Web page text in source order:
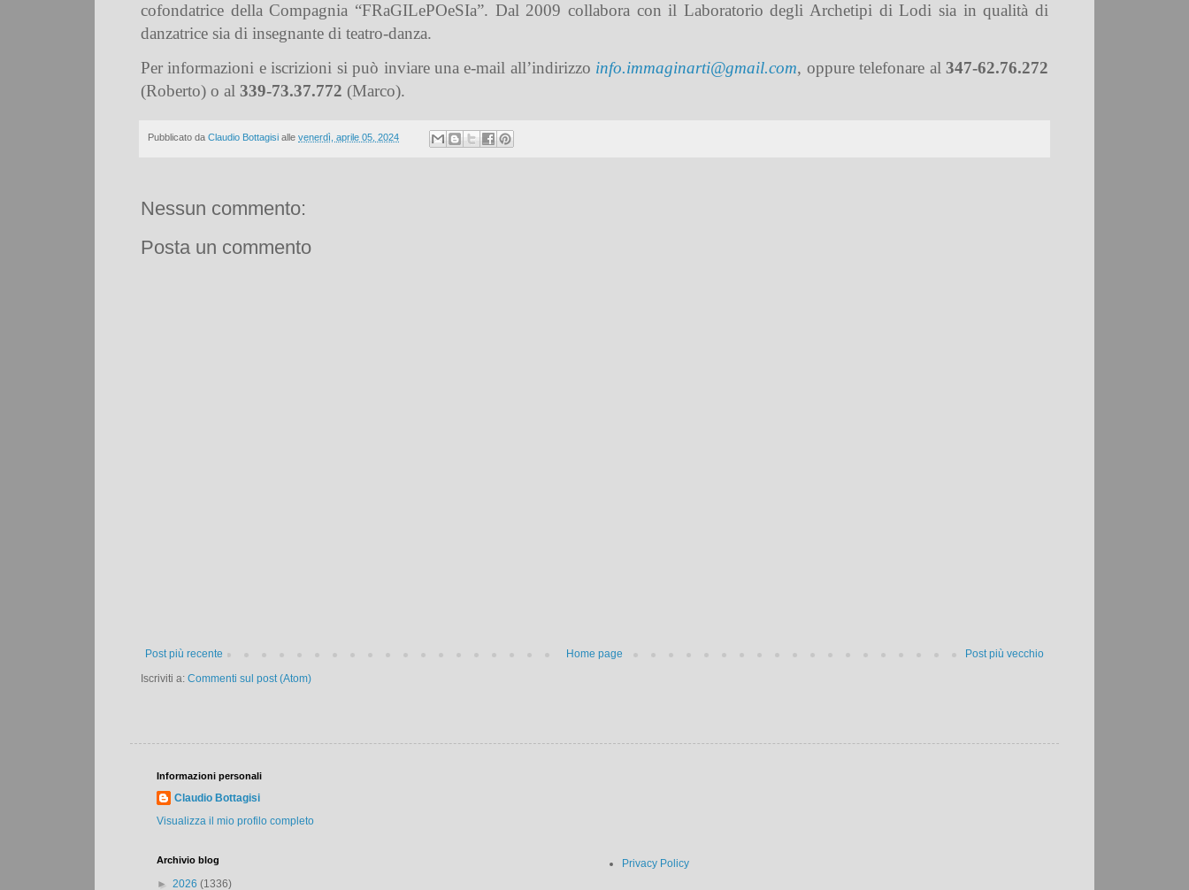
cofondatrice della Compagnia “FRaGILePOeSIa”. Dal 2009 collabora con il Laboratorio degli Archetipi di Lodi sia in qualità di
danzatrice sia di insegnante di teatro-danza.
Per informazioni e iscrizioni si può inviare una e-mail all’indirizzo info.immaginarti@gmail.com, oppure telefonare al347-62.76.272
(Roberto) o al 339-73.37.772 (Marco).
Pubblicato da Claudio Bottagisi alle venerdì, aprile 05, 2024
Nessun commento:
Posta un commento
Post più recente Post più vecchio
Home page
Iscriviti a: Commenti sul post (Atom)
Informazioni personali
Claudio Bottagisi
Visualizza il mio profilo completo
Archivio blog
► 2026 (1336)
Privacy Policy